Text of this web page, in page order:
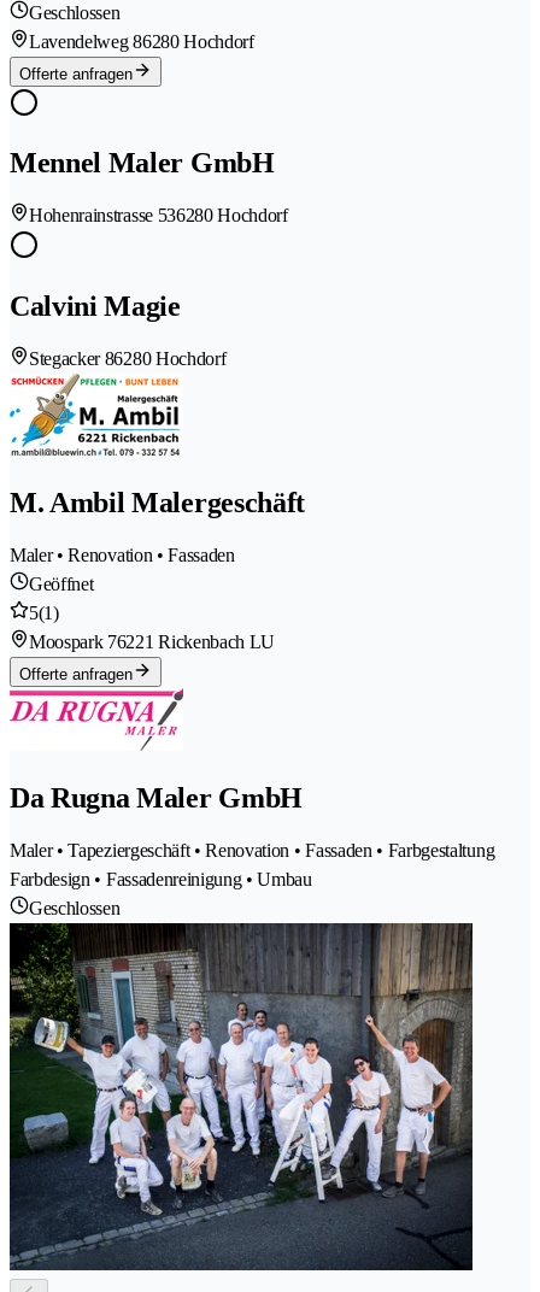
Geschlossen
Lavendelweg 86280 Hochdorf
Offerte anfragen
Mennel Maler GmbH
Hohenrainstrasse 536280 Hochdorf
Calvini Magie
Stegacker 86280 Hochdorf
M. Ambil Malergeschäft
Maler • Renovation • Fassaden
Geöffnet
5(1)
Moospark 76221 Rickenbach LU
Offerte anfragen
Da Rugna Maler GmbH
Maler • Tapeziergeschäft • Renovation • Fassaden • Farbgestaltung
Farbdesign • Fassadenreinigung • Umbau
Geschlossen